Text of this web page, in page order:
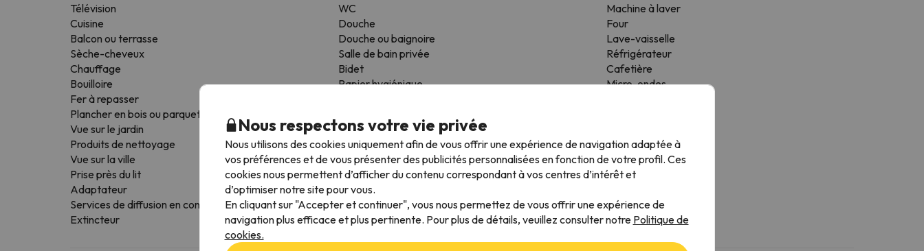
Télévision
Cuisine
Balcon ou terrasse
Sèche-cheveux
Chauffage
Bouilloire
Fer à repasser
Plancher en bois ou parquet
Vue sur le jardin
Produits de nettoyage
Vue sur la ville
Prise près du lit
Adaptateur
Services de diffusion en continu
Extincteur
WC
Douche
Douche ou baignoire
Salle de bain privée
Bidet
Papier hygiénique
Machine à laver
Four
Lave-vaisselle
Réfrigérateur
Cafetière
Micro-ondes
Cuisinières
Nous respectons votre vie privée
Nous utilisons des cookies uniquement afin de vous offrir une expérience de navigation adaptée à
vos préférences et de vous présenter des publicités personnalisées en fonction de votre profil. Ces
cookies nous permettent d’afficher du contenu correspondant à vos centres d’intérêt et
d’optimiser notre site pour vous.
En cliquant sur "Accepter et continuer", vous nous permettez de vous offrir une expérience de
navigation plus efficace et plus pertinente. Pour plus de détails, veuillez consulter notre Politique de
cookies.